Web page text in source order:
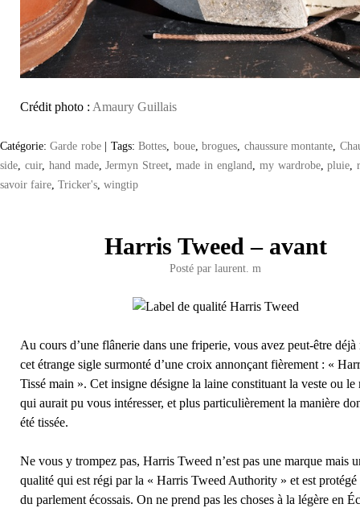
Crédit photo : Amaury Guillais
Catégorie:Garde robe | Tags:Bottes, boue,brogues, chaussure montante,
side, cuir, hand made,Jermyn Street,made in england, my wardrobe,pluie,
savoir faire, Tricker's, wingtip
Harris Tweed – avant
Posté par laurent. m
Au cours d’une flânerie dans une friperie, vous avez peut-être déjà
cet étrange sigle surmonté d’une croix annonçant fièrement : «
Tissé main ». Cet insigne désigne la laine constituant la veste ou le
qui aurait pu vous intéresser, et plus particulièrement la manière
été tissée.
Ne vous y trompez pas, Harris Tweed n’est pas une marque mais
qualité qui est régi par la « Harris Tweed Authority » et est protégé
du parlement écossais. On ne prend pas les choses à la légère en